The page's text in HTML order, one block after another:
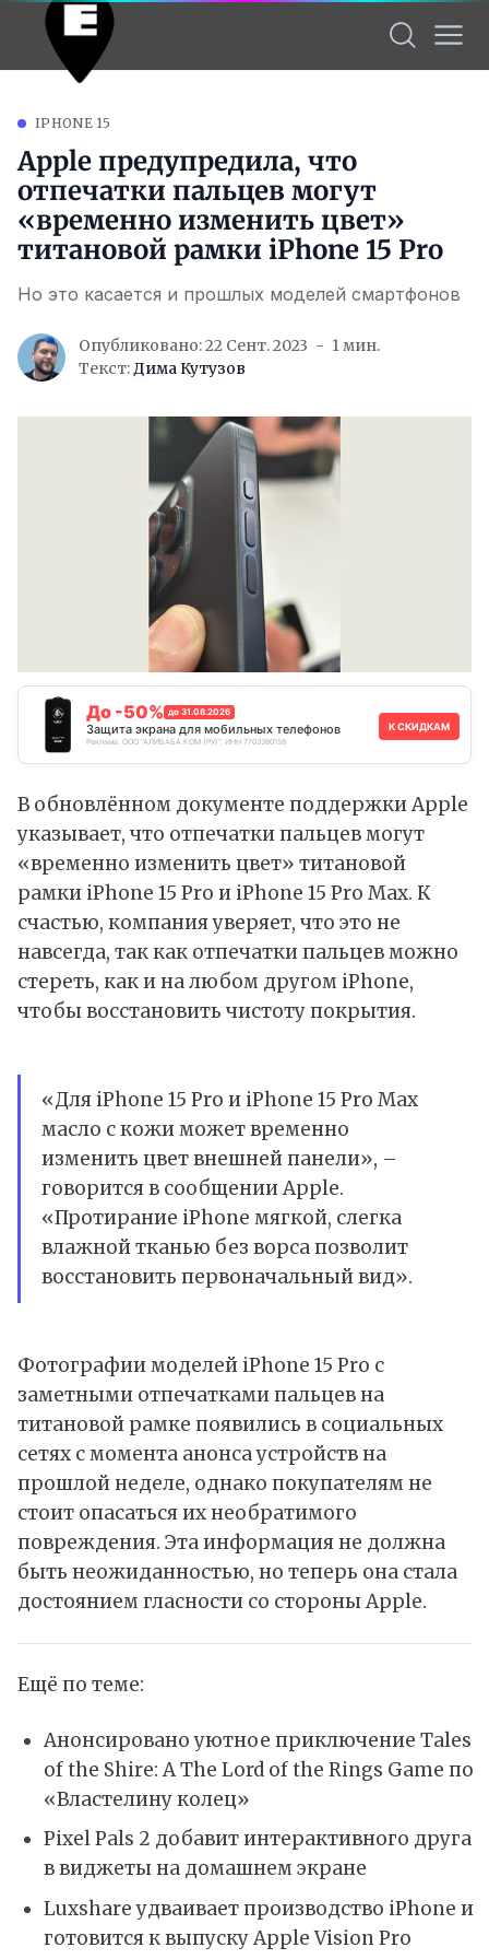
IPHONE 15
Apple предупредила, что
отпечатки пальцев могут
«временно изменить цвет»
титановой рамки iPhone 15 Pro
Но это касается и прошлых моделей смартфонов
Опубликовано: 22 Сент. 2023
1 мин.
Текст:Дима Кутузов
До -50% до 31.08.2026
Защита экрана для мобильных телефонов
Реклама. ООО "АЛИБАБА.КОМ (РУ)", ИНН 7703380158
К СКИДКАМ
В обновлённом документе поддержки Apple
указывает, что отпечатки пальцев могут
«временно изменить цвет» титановой
рамки iPhone 15 Pro и iPhone 15 Pro Max. К
счастью, компания уверяет, что это не
навсегда, так как отпечатки пальцев можно
стереть, как и на любом другом iPhone,
чтобы восстановить чистоту покрытия.
«Для iPhone 15 Pro и iPhone 15 Pro Max
масло с кожи может временно
изменить цвет внешней панели», –
говорится в сообщенииApple.
«Протирание iPhone мягкой, слегка
влажной тканью без ворса позволит
восстановить первоначальный вид».
Фотографии моделей iPhone 15 Pro с
заметными отпечатками пальцев на
титановой рамке появились в социальных
сетях с момента анонса устройств на
прошлой неделе, однако покупателям не
стоит опасаться их необратимого
повреждения. Эта информация не должна
быть неожиданностью, но теперь она стала
достоянием гласности со стороны Apple.
Ещё по теме:
Анонсировано уютное приключение Tales
of the Shire: A The Lord of the Rings Game по
«Властелину колец»
Pixel Pals 2 добавит интерактивного друга
в виджеты на домашнем экране
Luxshare удваивает производство iPhone и
готовится к выпуску Apple Vision Pro